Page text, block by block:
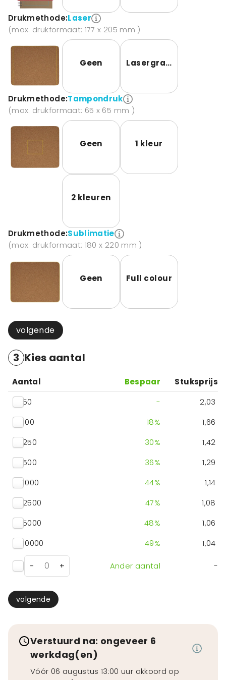
Drukmethode:Laser
(max. drukformaat: 177 x 205 mm )
Geen Lasergravure
Drukmethode:Tampondruk
(max. drukformaat: 65 x 65 mm )
Geen 1 kleur
2 kleuren
Drukmethode:Sublimatie
(max. drukformaat: 180 x 220 mm )
Geen Full colour
volgende
3 Kies aantal
Aantal Bespaar
Stuksprijs
50
-
2,03
100
18%
1,66
250
30%
1,42
500
36%
1,29
1000
44%
1,14
2500
47%
1,08
5000
48%
1,06
10000
49% 1,04
- + Ander aantal -
volgende
Verstuurd na: ongeveer 6
werkdag(en)
Vóór 06 augustus 13:00 uur akkoord op